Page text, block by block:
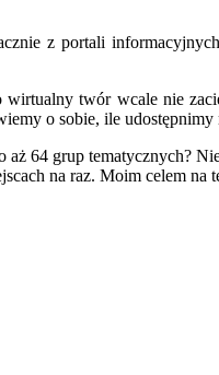
z portali
twór wcale nie
o sobie, ile
aż 64 grup
na raz. Moim celem